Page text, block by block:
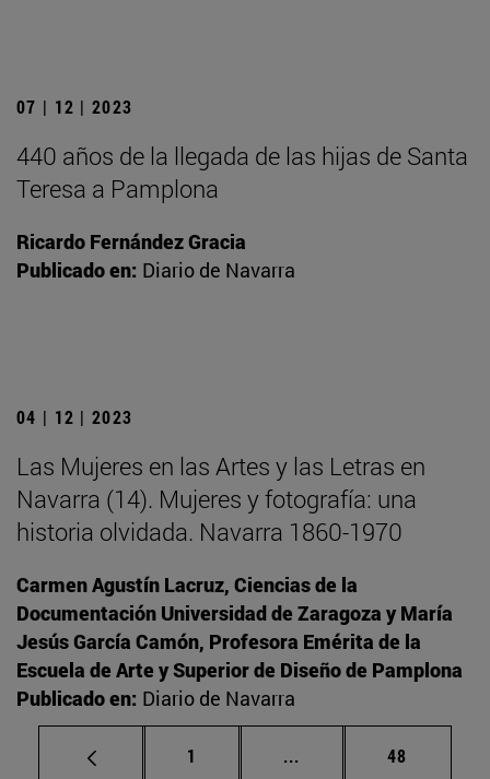
07 | 12 | 2023
440 años de la llegada de las hijas de Santa
Teresa a Pamplona
Ricardo Fernández Gracia
Publicado en: Diario de Navarra
04 | 12 | 2023
Las Mujeres en las Artes y las Letras en
Navarra (14). Mujeres y fotografía: una
historia olvidada. Navarra 1860-1970
Carmen Agustín Lacruz, Ciencias de la
Documentación Universidad de Zaragoza y María
Jesús García Camón, Profesora Emérita de la
Escuela de Arte y Superior de Diseño de Pamplona
Publicado en: Diario de Navarra
Página
1 ... Páginas intermedias
Página
48